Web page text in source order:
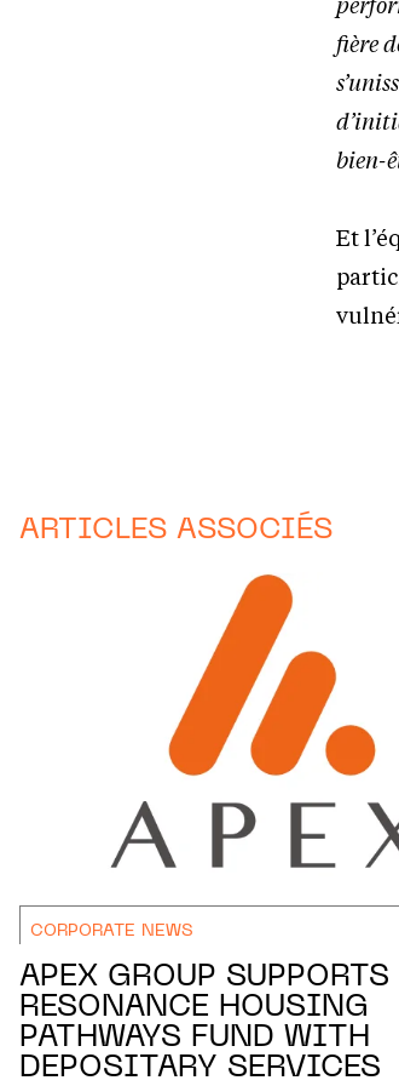
fière
bien-
Et
ARTICLES ASSOCIÉS
CORPORATE NEWS
APEX GROUP SUPPORTS
RESONANCE HOUSING
PATHWAYS FUND WITH
DEPOSITARY SERVICES